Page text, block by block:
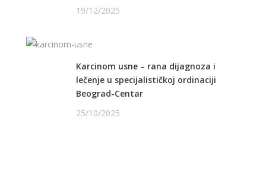
19/12/2025
Karcinom usne – rana dijagnoza i
lečenje u specijalističkoj ordinaciji
Beograd-Centar
25/10/2025